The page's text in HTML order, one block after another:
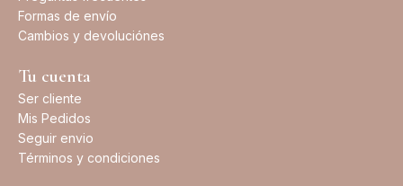
Formas de envío
Cambios y devoluciónes
Tu cuenta
Ser cliente
Mis Pedidos
Seguir envio
Términos y condiciones